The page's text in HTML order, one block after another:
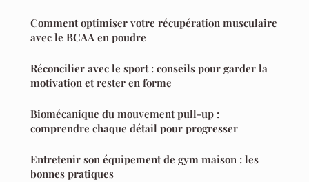
Comment optimiser votre récupération musculaire
avec le BCAA en poudre
Réconcilier avec le sport : conseils pour garder la
motivation et rester en forme
Biomécanique du mouvement pull-up :
comprendre chaque détail pour progresser
Entretenir son équipement de gym maison : les
bonnes pratiques